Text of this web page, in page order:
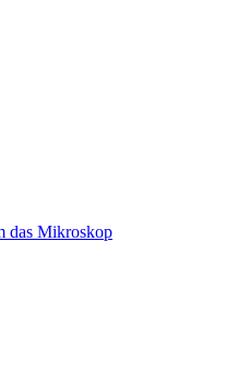
das Mikroskop